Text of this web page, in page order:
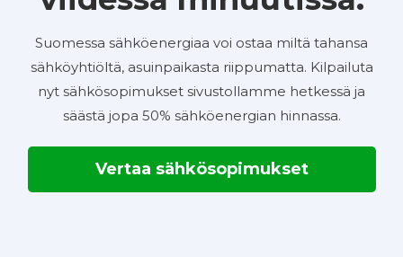
Suomessa sähköenergiaa voi ostaa miltä tahansa
sähköyhtiöltä, asuinpaikasta riippumatta. Kilpailuta
nyt sähkösopimukset sivustollamme hetkessä ja
säästä jopa 50% sähköenergian hinnassa.
Vertaa sähkösopimukset